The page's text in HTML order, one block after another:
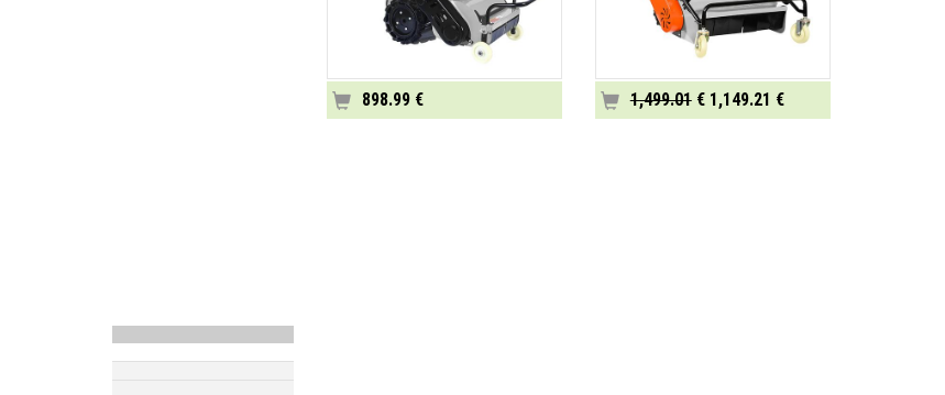
898.99 € 1,499.01€ 1,149.21 €